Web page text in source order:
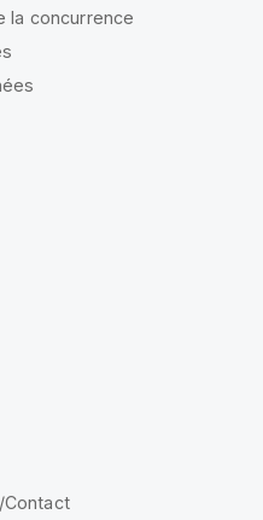
la concurrence
Contact